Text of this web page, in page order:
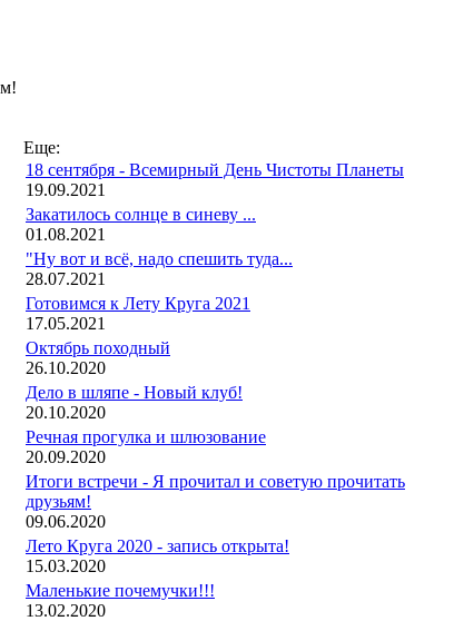
Еще:
18 сентября - Всемирный День Чистоты Планеты
19.09.2021
Закатилось солнце в синеву ...
01.08.2021
"Ну вот и всё, надо спешить туда...
28.07.2021
Готовимся к Лету Круга 2021
17.05.2021
Октябрь походный
26.10.2020
Дело в шляпе - Новый клуб!
20.10.2020
Речная прогулка и шлюзование
20.09.2020
Итоги встречи - Я прочитал и советую прочитать
друзьям!
09.06.2020
Лето Круга 2020 - запись открыта!
15.03.2020
Маленькие почемучки!!!
13.02.2020